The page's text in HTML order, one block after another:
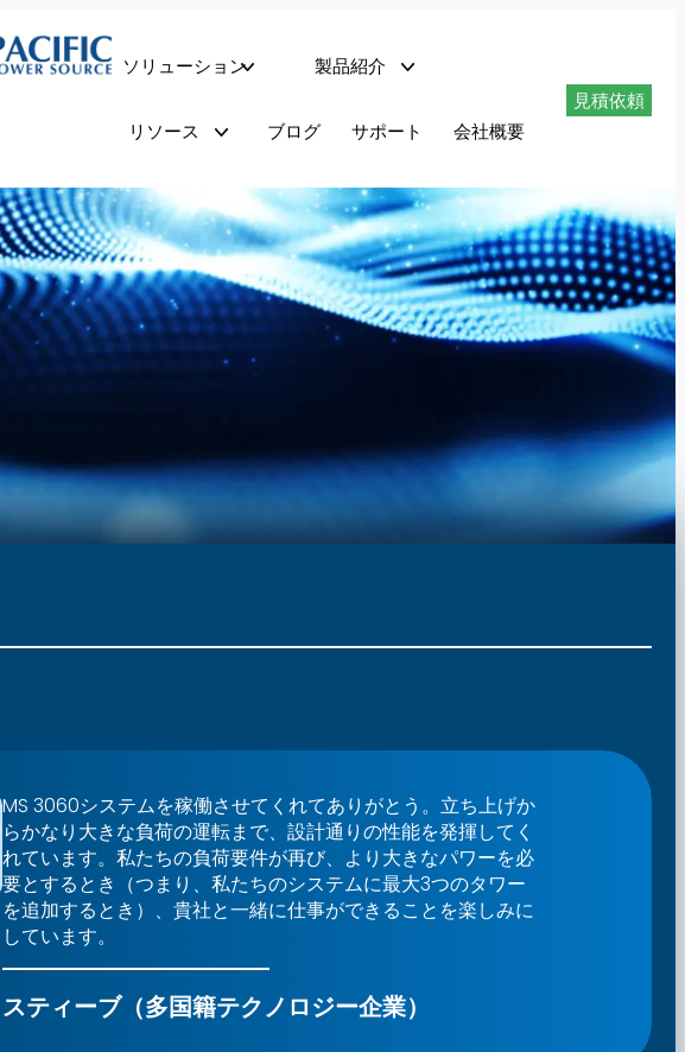
ソリューション 製品紹介
リソース ブログ サポート 会社概要
見積依頼
MS 3060システムを稼働させてくれてありがとう。立ち上げか
らかなり大きな負荷の運転まで、設計通りの性能を発揮してく
れています。私たちの負荷要件が再び、より大きなパワーを必
要とするとき（つまり、私たちのシステムに最大3つのタワー
を追加するとき）、貴社と一緒に仕事ができることを楽しみに
しています。
スティーブ（多国籍テクノロジー企業）